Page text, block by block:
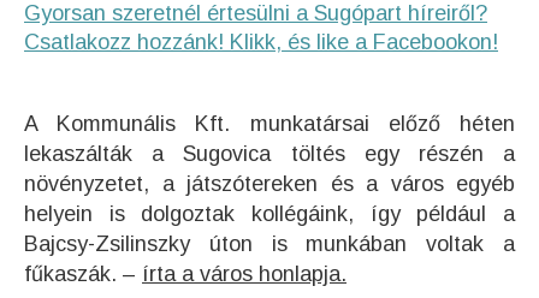
Gyorsan szeretnél értesülni a Sugópart híreiről?
Csatlakozz hozzánk! Klikk, és like a Facebookon!
A Kommunális Kft. munkatársai előző héten
lekaszálták a Sugovica töltés egy részén a
növényzetet, a játszótereken és a város egyéb
helyein is dolgoztak kollégáink, így például a
Bajcsy-Zsilinszky úton is munkában voltak a
fűkaszák. – írta a város honlapja.